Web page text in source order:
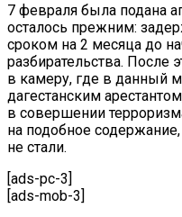
7 февраля была подана
осталось прежним:
сроком на 2 месяца до
разбирательства.
в камеру, где в данный
дагестанским
в совершении
на подобное содержание,
не стали.
[ads-pc-3]
[ads-mob-3]